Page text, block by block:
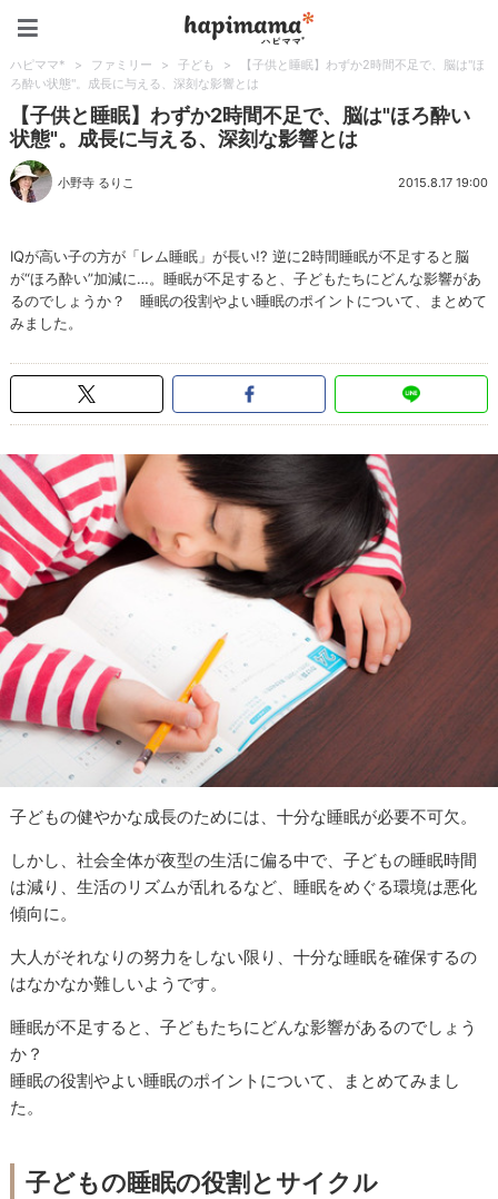
ハピママ* > ファミリー > 子ども >
【子供と睡眠】わずか2時間不足で、脳は"ほ
ろ酔い状態"。成長に与える、深刻な影響とは
【子供と睡眠】わずか2時間不足で、脳は"ほろ酔い
状態"。成長に与える、深刻な影響とは
小野寺 るりこ 2015.8.17 19:00
IQが高い子の方が「レム睡眠」が長い!? 逆に2時間睡眠が不足すると脳
が“ほろ酔い”加減に…。睡眠が不足すると、子どもたちにどんな影響があ
るのでしょうか？ 睡眠の役割やよい睡眠のポイントについて、まとめて
みました。
子どもの健やかな成長のためには、十分な睡眠が必要不可欠。
しかし、社会全体が夜型の生活に偏る中で、子どもの睡眠時間
は減り、生活のリズムが乱れるなど、睡眠をめぐる環境は悪化
傾向に。
大人がそれなりの努力をしない限り、十分な睡眠を確保するの
はなかなか難しいようです。
睡眠が不足すると、子どもたちにどんな影響があるのでしょう
か？
睡眠の役割やよい睡眠のポイントについて、まとめてみまし
た。
子どもの睡眠の役割とサイクル